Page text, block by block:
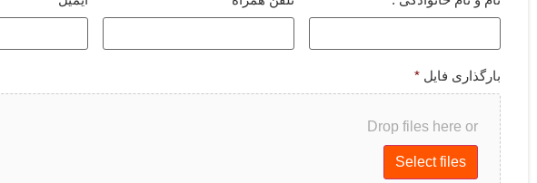
بارگذاری فایل *
Drop files here or